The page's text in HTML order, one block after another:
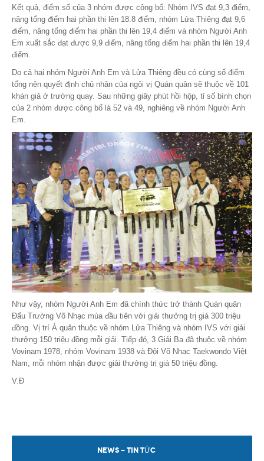
Kết quả, điểm số của 3 nhóm được công bố: Nhóm IVS đạt 9,3 điểm,
nâng tổng điểm hai phần thi lên 18.8 điểm, nhóm Lửa Thiêng đạt 9,6
điểm, nâng tổng điểm hai phần thi lên 19,4 điểm và nhóm Người Anh
Em xuất sắc đạt được 9,9 điểm, nâng tổng điểm hai phần thi lên 19,4
điểm.
Do cả hai nhóm Người Anh Em và Lửa Thiêng đều có cùng số điểm
tổng nên quyết định chủ nhân của ngôi vị Quán quân sẽ thuộc về 101
khán giả ở trường quay. Sau những giây phút hồi hộp, tỉ số bình chọn
của 2 nhóm được công bố là 52 và 49, nghiêng về nhóm Người Anh
Em.
Như vậy, nhóm Người Anh Em đã chính thức trở thành Quán quân
Đấu Trường Võ Nhạc mùa đầu tiên với giải thưởng trị giá 300 triệu
đồng. Vị trí Á quân thuộc về nhóm Lửa Thiêng và nhóm IVS với giải
thưởng 150 triệu đồng mỗi giải. Tiếp đó, 3 Giải Ba đã thuộc về nhóm
Vovinam 1978, nhóm Vovinam 1938 và Đội Võ Nhạc Taekwondo Việt
Nam, mỗi nhóm nhận được giải thưởng trị giá 50 triệu đồng.
V.Đ
NEWS - TIN TỨC